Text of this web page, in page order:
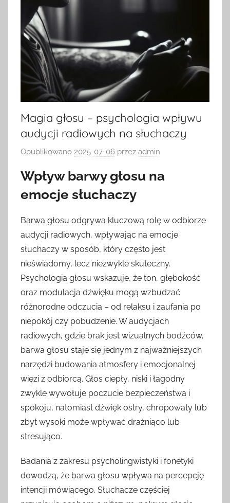
Magia głosu – psychologia wpływu
audycji radiowych na słuchaczy
Opublikowano 2025-07-06 przez admin
Wpływ barwy głosu na
emocje słuchaczy
Barwa głosu odgrywa kluczową rolę w odbiorze
audycji radiowych, wpływając na emocje
słuchaczy w sposób, który często jest
nieświadomy, lecz niezwykle skuteczny.
Psychologia głosu wskazuje, że ton, głębokość
oraz modulacja dźwięku mogą wzbudzać
różnorodne odczucia – od relaksu i zaufania po
niepokój czy pobudzenie. W audycjach
radiowych, gdzie brak jest wizualnych bodźców,
barwa głosu staje się jednym z najważniejszych
narzędzi budowania atmosfery i emocjonalnej
więzi z odbiorcą. Głos ciepły, niski i łagodny
zwykle wywołuje poczucie bezpieczeństwa i
spokoju, natomiast dźwięk ostry, chropowaty lub
zbyt wysoki może wpływać drażniąco lub
stresująco.
Badania z zakresu psycholingwistyki i fonetyki
dowodzą, że barwa głosu wpływa na percepcję
intencji mówiącego. Słuchacze częściej